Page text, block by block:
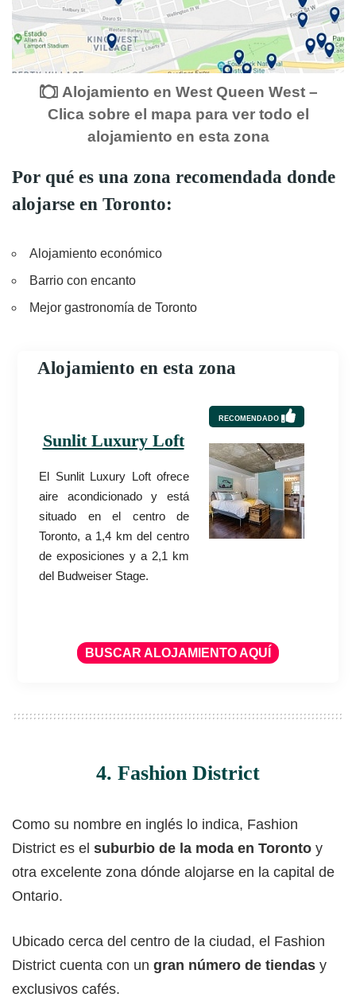
Alojamiento en West Queen West –
Clica sobre el mapa para ver todo el
alojamiento en esta zona
Por qué es una zona recomendada donde
alojarse en Toronto:
Alojamiento económico
Barrio con encanto
Mejor gastronomía de Toronto
Alojamiento en esta zona
RECOMENDADO
Sunlit Luxury Loft
El Sunlit Luxury Loft ofrece
aire acondicionado y está
situado en el centro de
Toronto, a 1,4 km del centro
de exposiciones y a 2,1 km
del Budweiser Stage.
BUSCAR ALOJAMIENTO AQUÍ
4. Fashion District
Como su nombre en inglés lo indica, Fashion
District es el suburbio de la moda en Toronto y
otra excelente zona dónde alojarse en la capital de
Ontario.
Ubicado cerca del centro de la ciudad, el Fashion
District cuenta con un gran número de tiendas y
exclusivos cafés.